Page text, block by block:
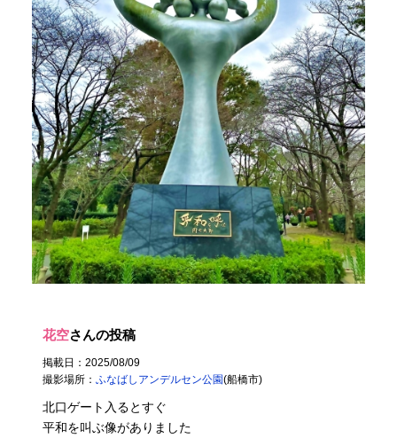
花空さんの投稿
掲載日：2025/08/09
撮影場所：ふなばしアンデルセン公園(船橋市)
北口ゲート入るとすぐ
平和を叫ぶ像がありました